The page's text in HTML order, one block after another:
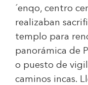
´enqo, centro
realizaban
templo para
panorámica de
o puesto de
caminos incas.